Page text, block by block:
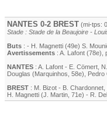
NANTES 0-2 BREST (mi-tps:
Stade : Stade de la Beaujoire -
Buts : - H. Magnetti (49e) S.
Avertissements : A. Lafont (78e)
NANTES : A. Lafont - E. Cömert
Douglas (Marquinhos , 58e) Pedro
BREST : M. Bizot - B. Chardonnet
H. Magnetti (J. Martin , 71e) - R.